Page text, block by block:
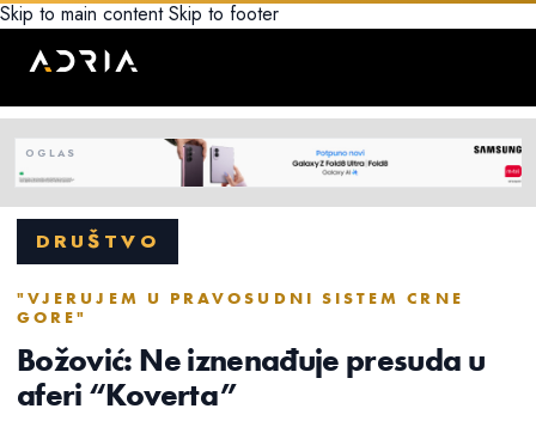
Skip to main content Skip to footer
DRUŠTVO
"VJERUJEM U PRAVOSUDNI SISTEM CRNE
GORE"
Božović: Ne iznenađuje presuda u
aferi “Koverta”